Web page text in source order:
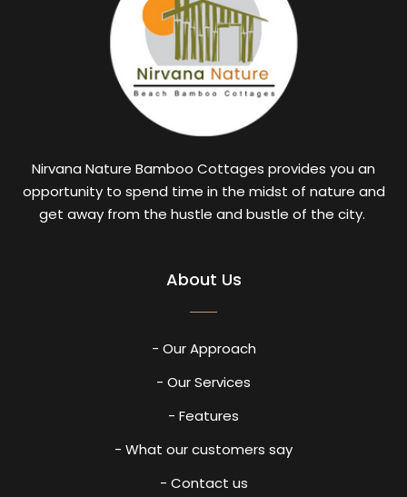
Nirvana Nature Bamboo Cottages provides you an
opportunity to spend time in the midst of nature and
get away from the hustle and bustle of the city.
About Us
- Our Approach
- Our Services
- Features
- What our customers say
- Contact us